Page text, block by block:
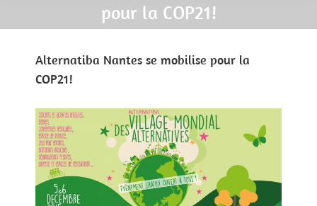
pour la COP21!
Alternatiba Nantes se mobilise pour la
COP21!
View
Larger
Image